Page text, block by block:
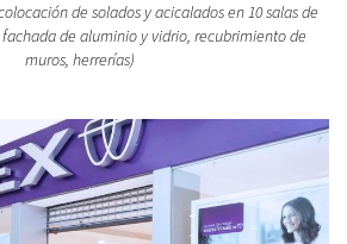
de solados y acicalados en 10 salas de
de aluminio y vidrio, recubrimiento de
muros, herrerías)